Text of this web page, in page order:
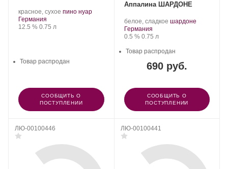
красное, сухое .пино нуар.
Регион:
Германия
Крепость
12.5 %. Объем
0.75 л
Товар распродан
СООБЩИТЬ О
ПОСТУПЛЕНИИ
Аппалина ШАРДОНЕ
белое, сладкое .шардоне.
Регион:
Германия
Крепость
0.5 %. Объем
0.75 л
690 руб.
Товар распродан
СООБЩИТЬ О
ПОСТУПЛЕНИИ
ЛЮ-00100446 ЛЮ-00100441